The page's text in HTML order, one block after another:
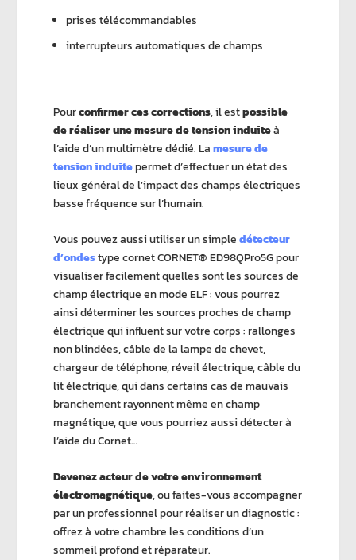
prises télécommandables
interrupteurs automatiques de champs
Pourconfirmer ces corrections, il estpossible
de réaliser une mesure de tension induiteà
l’aide d’un multimètre dédié. Lamesure de
tension induitepermet d’effectuer un état des
lieux général de l’impact des champs électriques
basse fréquence sur l’humain.
Vous pouvez aussi utiliser un simpledétecteur
d’ondestype cornet CORNET® ED98QPro5G pour
visualiser facilement quelles sont les sources de
champ électrique en mode ELF : vous pourrez
ainsi déterminer les sources proches de champ
électrique qui influent sur votre corps : rallonges
non blindées, câble de la lampe de chevet,
chargeur de téléphone, réveil électrique, câble du
lit électrique, qui dans certains cas de mauvais
branchement rayonnent même en champ
magnétique, que vous pourriez aussi détecter à
l’aide du Cornet…
Devenez acteur de votre environnement
électromagnétique, ou faites-vous accompagner
par un professionnel pour réaliser un diagnostic :
offrez à votre chambre les conditions d’un
sommeil profond et réparateur.